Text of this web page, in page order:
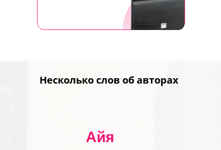
Айя
Несколько слов об авторах